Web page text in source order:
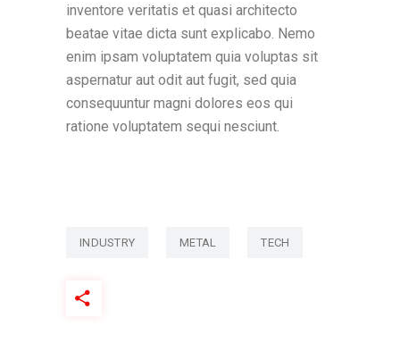
inventore veritatis et quasi architecto
beatae vitae dicta sunt explicabo. Nemo
enim ipsam voluptatem quia voluptas sit
aspernatur aut odit aut fugit, sed quia
consequuntur magni dolores eos qui
ratione voluptatem sequi nesciunt.
INDUSTRY METAL TECH